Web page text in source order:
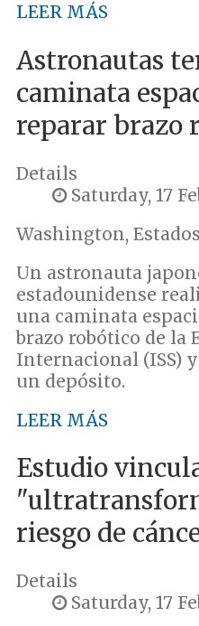
LEER MÁS
Astronautas
caminata
reparar brazo
Details
Saturday, 17
Washington,
Un astronauta
estadounidense
una caminata
brazo robótico de la
Internacional (ISS)
un depósito.
LEER MÁS
Estudio
riesgo de
Details
Saturday, 17